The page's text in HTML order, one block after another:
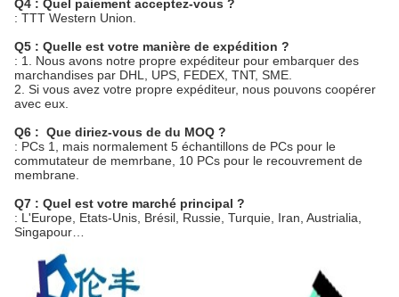
Q4 : Quel paiement acceptez-vous ?
: TTT Western Union.
Q5 : Quelle est votre manière de expédition ?
: 1. Nous avons notre propre expéditeur pour embarquer des
marchandises par DHL, UPS, FEDEX, TNT, SME.
2. Si vous avez votre propre expéditeur, nous pouvons coopérer
avec eux.
Q6 : Que diriez-vous de du MOQ ?
: PCs 1, mais normalement 5 échantillons de PCs pour le
commutateur de memrbane, 10 PCs pour le recouvrement de
membrane.
Q7 : Quel est votre marché principal ?
: L'Europe, Etats-Unis, Brésil, Russie, Turquie, Iran, Austrialia,
Singapour…